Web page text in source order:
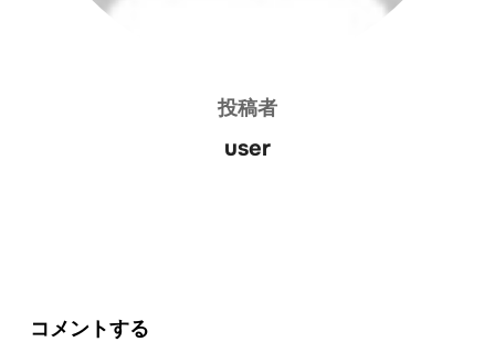
投稿者
user
コメントする